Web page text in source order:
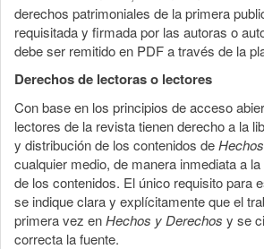
derechos patrimoniales de la primera
requisitada y firmada por las autoras o
debe ser remitido en PDF a través de la
Derechos de lectoras o lectores
Con base en los principios de acceso
lectores de la revista tienen derecho a la
y distribución de los contenidos de
cualquier medio, de manera inmediata a
de los contenidos. El único requisito para
se indique clara y explícitamente que el
primera vez enHechos y Derechos y se
correcta la fuente.